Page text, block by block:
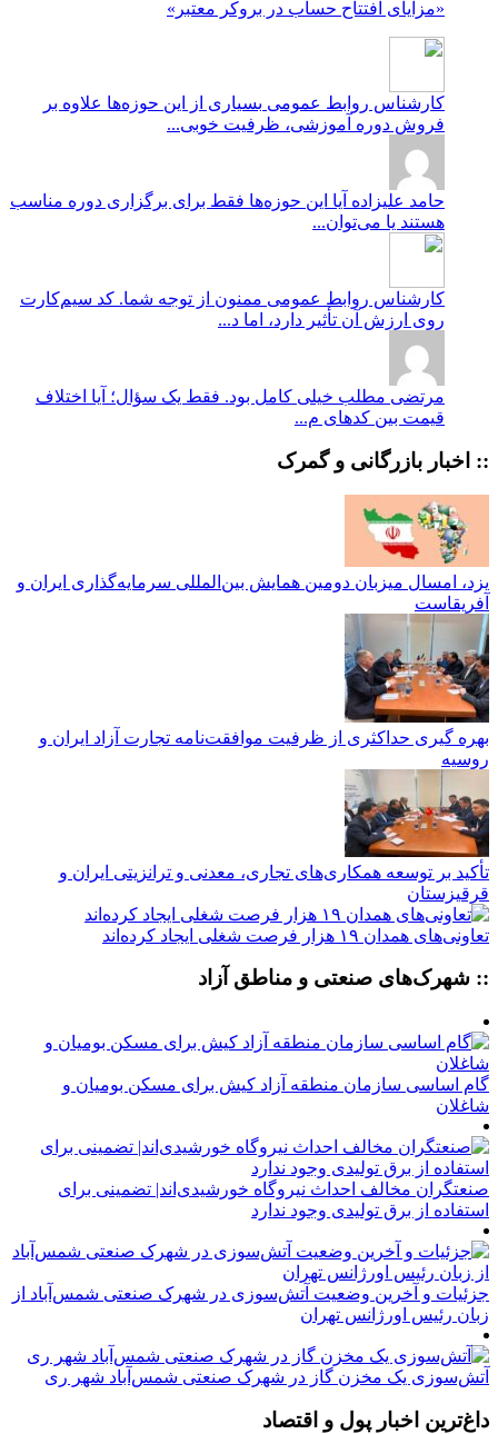
«مزایای افتتاح حساب در بروکر معتبر»
کارشناس روابط عمومی بسیاری از این حوزه‌ها علاوه بر
فروش دوره آموزشی، ظرفیت خوبی...
حامد علیزاده آیا این حوزه‌ها فقط برای برگزاری دوره مناسب
هستند یا می‌توان...
کارشناس روابط عمومی ممنون از توجه شما. کد سیم‌کارت
روی ارزش آن تأثیر دارد، اما د...
مرتضی مطلب خیلی کامل بود. فقط یک سؤال؛ آیا اختلاف
قیمت بین کدهای م...
:: اخبار بازرگانی و گمرک
یزد، امسال میزبان دومین همایش بین‌المللی سرمایه‌گذاری ایران و
آفریقاست
بهره گیری حداکثری از ظرفیت موافقت‌نامه تجارت آزاد ایران و
روسیه
تأکید بر توسعه همکاری‌های تجاری، معدنی و ترانزیتی ایران و
قرقیزستان
تعاونی‌های همدان ۱۹ هزار فرصت شغلی ایجاد کرده‌اند
:: شهرک‌های صنعتی و مناطق آزاد
گام اساسی سازمان منطقه آزاد کیش برای مسکن بومیان و
شاغلان
صنعتگران مخالف احداث نیروگاه خورشیدی‌اند| تضمینی برای
استفاده از برق تولیدی وجود ندارد
جزئیات و آخرین وضعیت آتش‌سوزی در شهرک صنعتی شمس‌آباد از
زبان رئیس اورژانس تهران
آتش‌سوزی یک مخزن گاز در شهرک صنعتی شمس‌آباد شهر ری
داغ‌ترین اخبار پول و اقتصاد